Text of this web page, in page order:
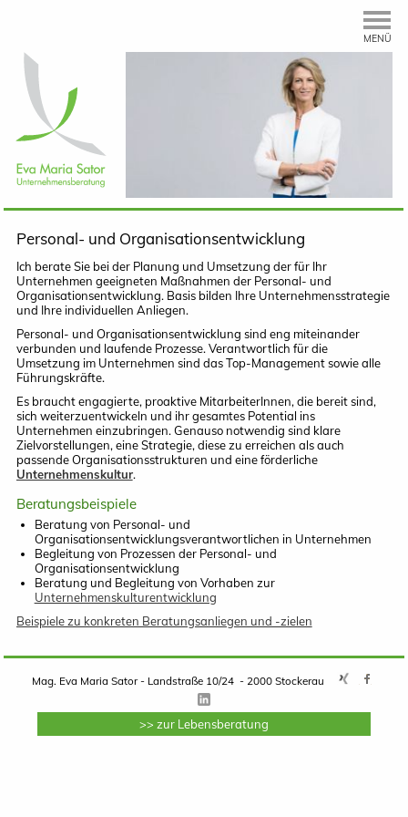
MENÜ
Personal- und Organisationsentwicklung
Ich berate Sie bei der Planung und Umsetzung der für Ihr
Unternehmen geeigneten Maßnahmen der Personal- und
Organisationsentwicklung. Basis bilden Ihre Unternehmensstrategie
und Ihre individuellen Anliegen.
Personal- und Organisationsentwicklung sind eng miteinander
verbunden und laufende Prozesse. Verantwortlich für die
Umsetzung im Unternehmen sind das Top-Management sowie alle
Führungskräfte.
Es braucht engagierte, proaktive MitarbeiterInnen, die bereit sind,
sich weiterzuentwickeln und ihr gesamtes Potential ins
Unternehmen einzubringen. Genauso notwendig sind klare
Zielvorstellungen, eine Strategie, diese zu erreichen als auch
passende Organisationsstrukturen und eine förderliche
Unternehmenskultur.
Beratungsbeispiele
Beratung von Personal- und
Organisationsentwicklungsverantwortlichen in Unternehmen
Begleitung von Prozessen der Personal- und
Organisationsentwicklung
Beratung und Begleitung von Vorhaben zur
Unternehmenskulturentwicklung
Beispiele zu konkreten Beratungsanliegen und -zielen
Mag. Eva Maria Sator - Landstraße 10/24 - 2000 Stockerau
>> zur Lebensberatung